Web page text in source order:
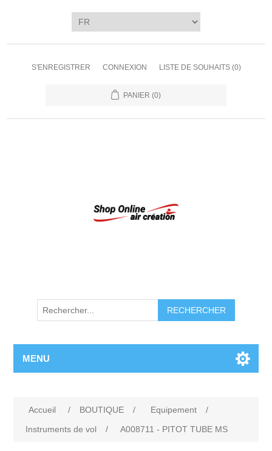
S'ENREGISTRER CONNEXION LISTE DE SOUHAITS (0)
PANIER (0)
RECHERCHER
MENU
Accueil / BOUTIQUE / Equipement
/
Instruments de vol
/ A008711 - PITOT TUBE MS